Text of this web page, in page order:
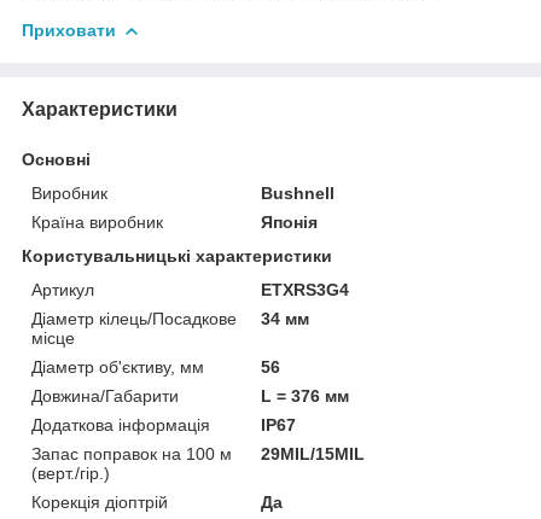
Приховати
Характеристики
Основні
Виробник
Bushnell
Країна виробник
Японія
Користувальницькі характеристики
Артикул
ETXRS3G4
Діаметр кілець/Посадкове
місце
34 мм
Діаметр об'єктиву, мм
56
Довжина/Габарити
L = 376 мм
Додаткова інформація
IP67
Запас поправок на 100 м
(верт./гір.)
29MIL/15MIL
Корекція діоптрій
Да